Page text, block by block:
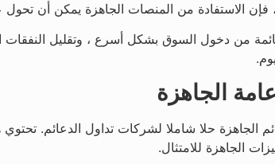
الاستفادة من المنصات الجاهزة يمكن أن تحول
من دخول السوق بشكل أسرع ، وتقليل النفقات
الجاهزة
حلا شاملا لشركات تداول الدعائم. تحتوي
الجاهزة للامتثال.